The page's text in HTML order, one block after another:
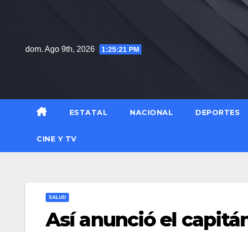
dom. Ago 9th, 2026
1:25:22 PM
ESTATAL NACIONAL DEPORTES
CINE Y TV
SALUD
Así anunció el